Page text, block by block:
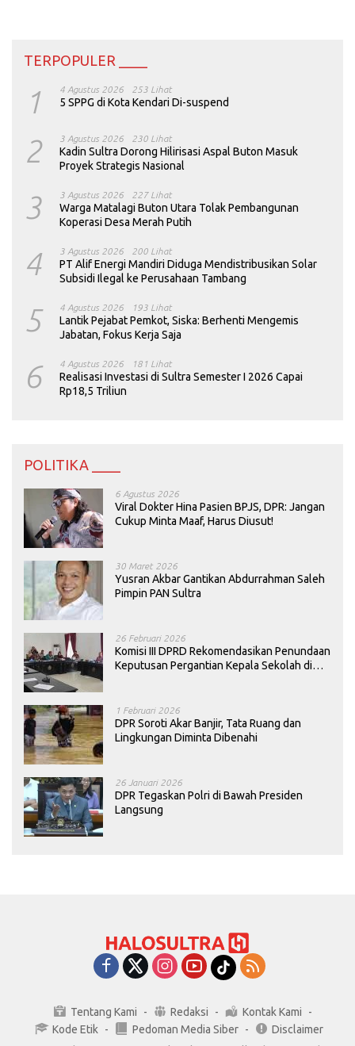
TERPOPULER ____
1 4 Agustus 2026 253 Lihat
5 SPPG di Kota Kendari Di-suspend
2 3 Agustus 2026 230 Lihat
Kadin Sultra Dorong Hilirisasi Aspal Buton Masuk
Proyek Strategis Nasional
3 3 Agustus 2026 227 Lihat
Warga Matalagi Buton Utara Tolak Pembangunan
Koperasi Desa Merah Putih
4 3 Agustus 2026 200 Lihat
PT Alif Energi Mandiri Diduga Mendistribusikan Solar
Subsidi Ilegal ke Perusahaan Tambang
5 4 Agustus 2026 193 Lihat
Lantik Pejabat Pemkot, Siska: Berhenti Mengemis
Jabatan, Fokus Kerja Saja
6 4 Agustus 2026 181 Lihat
Realisasi Investasi di Sultra Semester I 2026 Capai
Rp18,5 Triliun
POLITIKA ____
6 Agustus 2026
Viral Dokter Hina Pasien BPJS, DPR: Jangan
Cukup Minta Maaf, Harus Diusut!
30 Maret 2026
Yusran Akbar Gantikan Abdurrahman Saleh
Pimpin PAN Sultra
26 Februari 2026
Komisi III DPRD Rekomendasikan Penundaan
Keputusan Pergantian Kepala Sekolah di
1 Februari 2026
DPR Soroti Akar Banjir, Tata Ruang dan
Lingkungan Diminta Dibenahi
26 Januari 2026
DPR Tegaskan Polri di Bawah Presiden
Langsung
Tentang Kami Redaksi
Kontak Kami
Kode Etik
Pedoman Media Siber
Disclaimer